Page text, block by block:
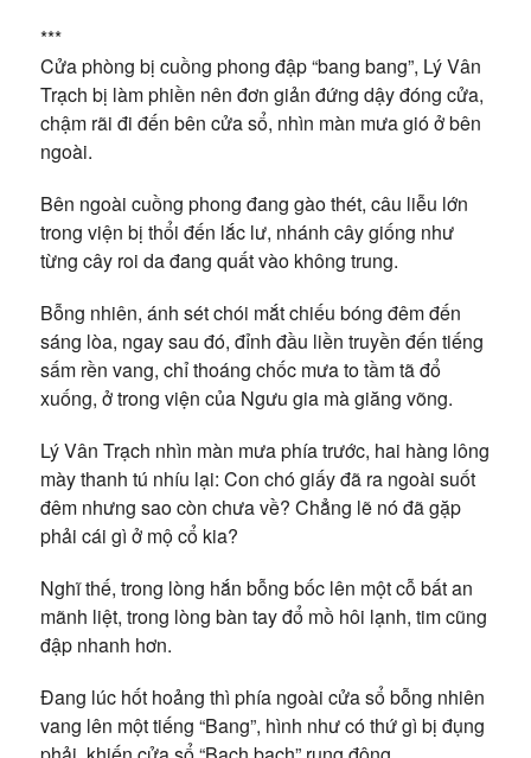
***
Cửa phòng bị cuồng phong đập “bang bang”, Lý Vân
Trạch bị làm phiền nên đơn giản đứng dậy đóng cửa,
chậm rãi đi đến bên cửa sổ, nhìn màn mưa gió ở bên
ngoài.
Bên ngoài cuồng phong đang gào thét, câu liễu lớn
trong viện bị thổi đến lắc lư, nhánh cây giống như
từng cây roi da đang quất vào không trung.
Bỗng nhiên, ánh sét chói mắt chiếu bóng đêm đến
sáng lòa, ngay sau đó, đỉnh đầu liền truyền đến tiếng
sấm rền vang, chỉ thoáng chốc mưa to tầm tã đổ
xuống, ở trong viện của Ngưu gia mà giăng võng.
Lý Vân Trạch nhìn màn mưa phía trước, hai hàng lông
mày thanh tú nhíu lại: Con chó giấy đã ra ngoài suốt
đêm nhưng sao còn chưa về? Chẳng lẽ nó đã gặp
phải cái gì ở mộ cổ kia?
Nghĩ thế, trong lòng hắn bỗng bốc lên một cỗ bất an
mãnh liệt, trong lòng bàn tay đổ mồ hôi lạnh, tim cũng
đập nhanh hơn.
Đang lúc hốt hoảng thì phía ngoài cửa sổ bỗng nhiên
vang lên một tiếng “Bang”, hình như có thứ gì bị đụng